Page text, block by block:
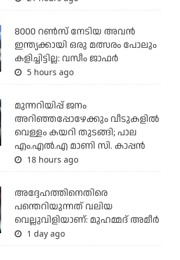
8000 റൺസ് നേടിയ അവൻ
ഇന്ത്യക്കായി ഒരു മത്സരം പോലും
കളിച്ചിട്ടില്ല: വസീം ജാഫർ
5 hours ago
മുന്നറിയിപ്പ് ജനം
അറിഞ്ഞപ്പോഴേക്കും വീടുകളില്‍
വെള്ളം കയറി തുടങ്ങി; പാല
എം.എല്‍.എ മാണി സി. കാപ്പന്‍
18 hours ago
അദ്ദേഹത്തിനെതിരെ
പന്തെറിയുന്നത് വലിയ
വെല്ലുവിളിയാണ്: മുഹമ്മദ് അമീര്‍
1 day ago